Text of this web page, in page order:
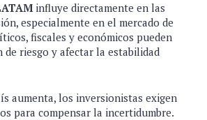
influye directamente en las
especialmente en el mercado de
fiscales y económicos pueden
de riesgo y afectar la estabilidad
aumenta, los inversionistas exigen
para compensar la incertidumbre.